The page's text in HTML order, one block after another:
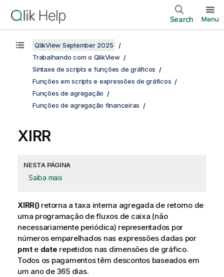
Search Menu
QlikView September 2025
Trabalhando com o QlikView
Sintaxe de scripts e funções de gráficos
Funções em scripts e expressões de gráficos
Funções de agregação
Funções de agregação financeiras
XIRR
NESTA PÁGINA
Saiba mais
XIRR()retorna a taxa interna agregada de retorno de
uma programação de fluxos de caixa (não
necessariamente periódica) representados por
números emparelhados nas expressões dadas por
pmte date repetidos nas dimensões de gráfico.
Todos os pagamentos têm descontos baseados em
um ano de 365 dias.